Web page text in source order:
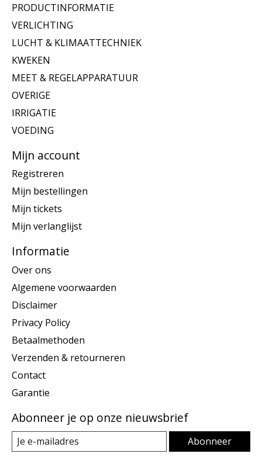
PRODUCTINFORMATIE
VERLICHTING
LUCHT & KLIMAATTECHNIEK
KWEKEN
MEET & REGELAPPARATUUR
OVERIGE
IRRIGATIE
VOEDING
Mijn account
Registreren
Mijn bestellingen
Mijn tickets
Mijn verlanglijst
Informatie
Over ons
Algemene voorwaarden
Disclaimer
Privacy Policy
Betaalmethoden
Verzenden & retourneren
Contact
Garantie
Abonneer je op onze nieuwsbrief
Abonneer